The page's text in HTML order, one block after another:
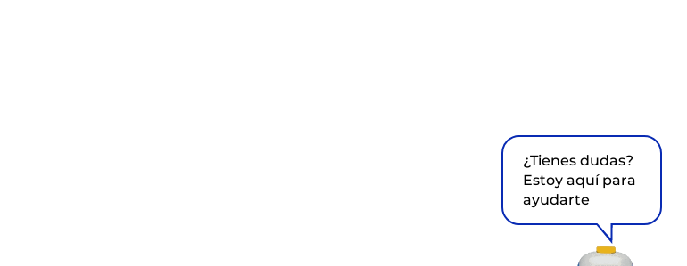
¿Tienes dudas?
Estoy aquí para
ayudarte